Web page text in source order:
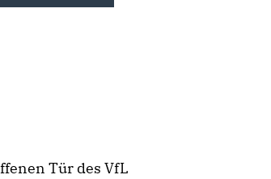
Tür des VfL